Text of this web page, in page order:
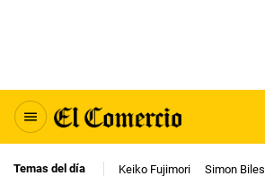
Temas del día Keiko Fujimori Simon Biles